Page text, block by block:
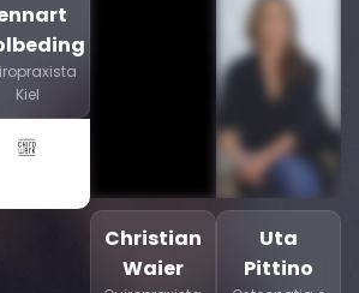
Kiel
Christian
Waier
Uta
Pittino